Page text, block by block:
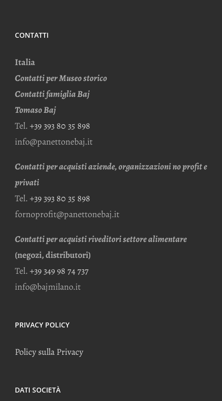
CONTATTI
Italia
Contatti per Museo storico
Contatti famiglia Baj
Tomaso Baj
Tel. +39 393 80 35 898
info@panettonebaj.it
Contatti per acquisti aziende, organizzazioni no profit e
privati
Tel. +39 393 80 35 898
fornoprofit@panettonebaj.it
Contatti per acquisti riveditori settore alimentare
(negozi, distributori)
Tel. +39 349 98 74 737
info@bajmilano.it
PRIVACY POLICY
Policy sulla Privacy
DATI SOCIETÀ